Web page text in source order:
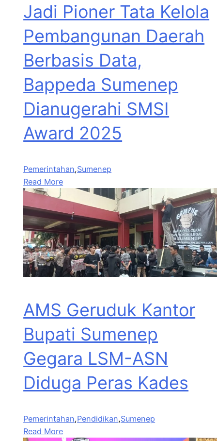
Jadi Pioner Tata Kelola
Pembangunan Daerah
Berbasis Data,
Bappeda Sumenep
Dianugerahi SMSI
Award 2025
Pemerintahan,Sumenep
Read More
AMS Geruduk Kantor
Bupati Sumenep
Gegara LSM-ASN
Diduga Peras Kades
Pemerintahan,Pendidikan,Sumenep
Read More